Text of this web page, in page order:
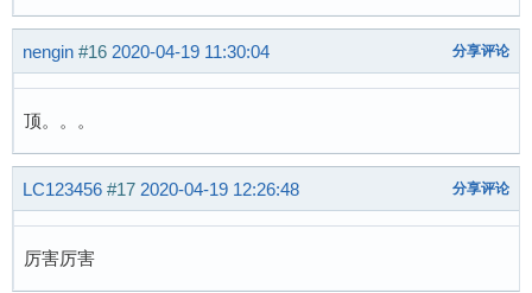
  	MotoStateBit.Bit.YiChuLi=1;
  	}
        }
nengin #16 2020-04-19 11:30:04 分享评论
顶。。。
LC123456 #17 2020-04-19 12:26:48 分享评论
厉害厉害